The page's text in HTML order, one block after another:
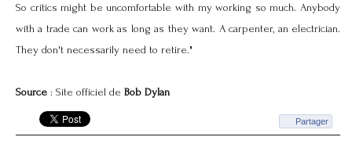
So critics might be uncomfortable with my working so much. Anybody
with a trade can work as long as they want. A carpenter, an electrician.
They don't necessarily need to retire."
Source : Site officiel de Bob Dylan
Partager